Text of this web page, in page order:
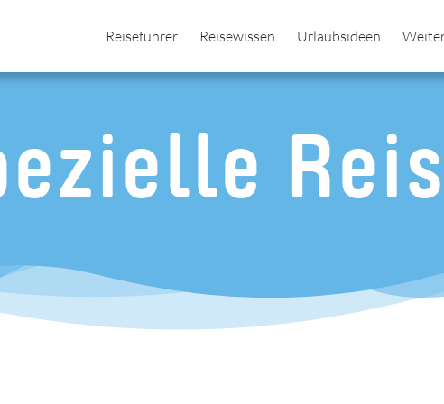
Reiseführer Reisewissen Urlaubsideen